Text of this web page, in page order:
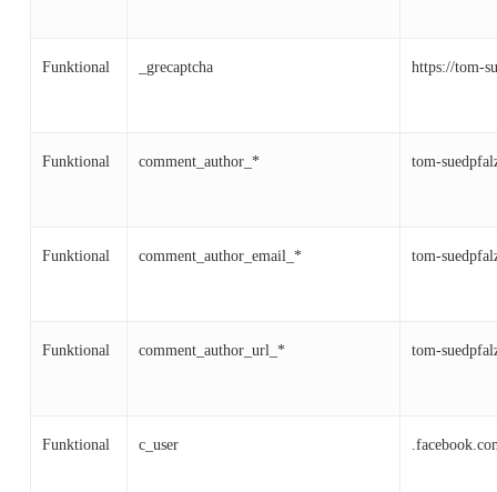
Funktional _grecaptcha https://tom-
Funktional comment_author_* tom-
Funktional comment_author_email_* tom-
Funktional comment_author_url_* tom-
Funktional c_user